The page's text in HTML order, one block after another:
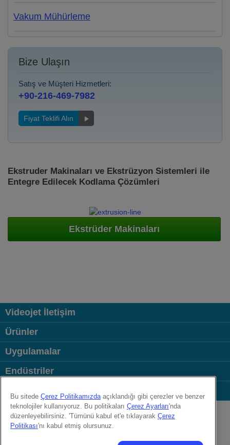
Vakum Mühürleme
Bize Ulaşın
Satış ve Müşteri Hizmetleri:
+90-216-469-7982
Fiyat Teklifi Alın
Ekstruder Makinaları ve Ekstrüzyon Sistemleri ile
Entegre Edilecek Kodlama Çözümleri
Ekstrüder Makinaları
Videojet İletişim
Ürünler
Uygulamalar
Endüstriler
Follow us on:
Bu sitede Çerez Politikamızdaaçıklandığı gibi çerezler ve benzer
teknolojiler kullanıyoruz. Bu politikaları Çerez Ayarları'nda
düzenleyebilirsiniz. 'Tümünü kabul et'e tıklayarak Çerez
Politikası'nı kabul etmiş olursunuz.